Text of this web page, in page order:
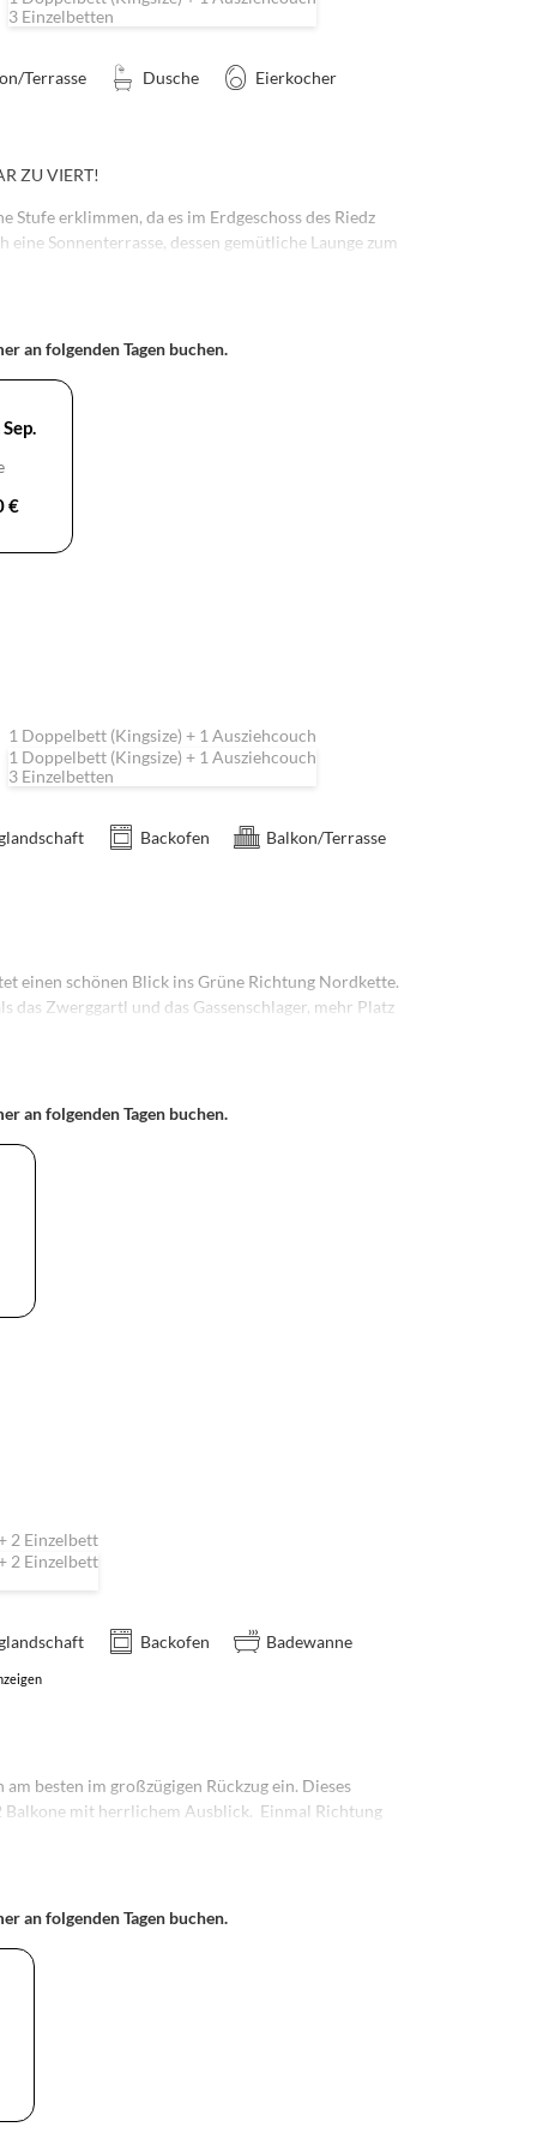
3 Einzelbetten
Terrasse Dusche Eierkocher
ZU VIERT!
Stufe erklimmen, da es im Erdgeschoss des Riedz
Sonnenterrasse, dessen gemütliche Launge zum
für 4 buchst.
an folgenden Tagen buchen.
€
1 Doppelbett (Kingsize) + 1 Ausziehcouch
1 Doppelbett (Kingsize) + 1 Ausziehcouch
3 Einzelbetten
Backofen
Balkon/Terrasse
einen schönen Blick ins Grüne Richtung Nordkette.
das Zwerggartl und das Gassenschlager, mehr Platz
sich eine bequeme Matratze, so kann es als
4 buchst.
an folgenden Tagen buchen.
2 Einzelbett
2 Einzelbett
Backofen
Badewanne
besten im großzügigen Rückzug ein. Dieses
Balkone mit herrlichem Ausblick. Einmal Richtung
Doppelbett verwendet kann wenn du für 6 buchst.
an folgenden Tagen buchen.